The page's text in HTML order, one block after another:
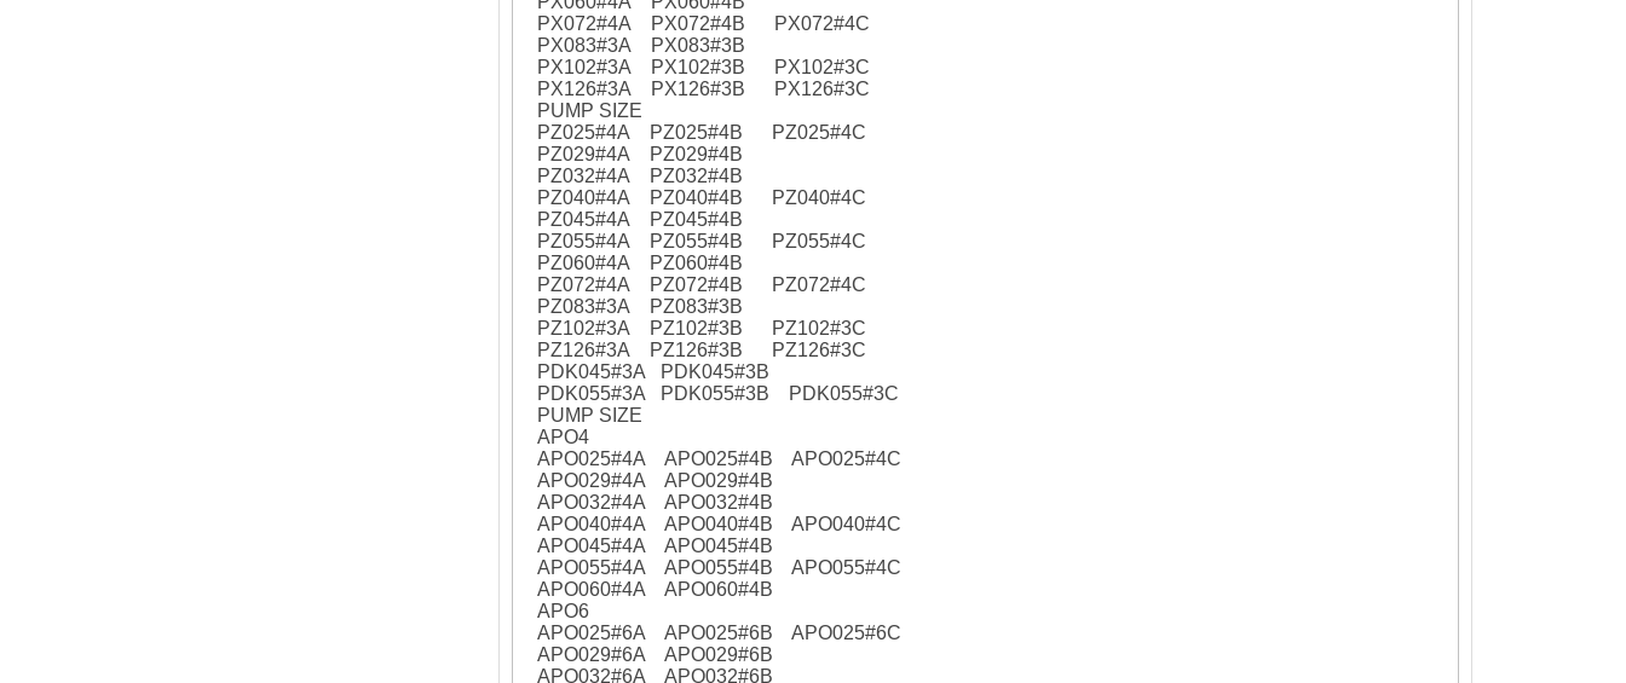
PX072#4A PX072#4B PX072#4C
PX083#3A PX083#3B
PX102#3A PX102#3B PX102#3C
PX126#3A PX126#3B PX126#3C
PUMP SIZE
PZ025#4A PZ025#4B PZ025#4C
PZ029#4A PZ029#4B
PZ032#4A PZ032#4B
PZ040#4A PZ040#4B PZ040#4C
PZ045#4A PZ045#4B
PZ055#4A PZ055#4B PZ055#4C
PZ060#4A PZ060#4B
PZ072#4A PZ072#4B PZ072#4C
PZ083#3A PZ083#3B
PZ102#3A PZ102#3B PZ102#3C
PZ126#3A PZ126#3B PZ126#3C
PDK045#3A PDK045#3B
PDK055#3A PDK055#3B PDK055#3C
PUMP SIZE
APO4
APO025#4A APO025#4B APO025#4C
APO029#4A APO029#4B
APO032#4A APO032#4B
APO040#4A APO040#4B APO040#4C
APO045#4A APO045#4B
APO055#4A APO055#4B APO055#4C
APO060#4A APO060#4B
APO6
APO025#6A APO025#6B APO025#6C
APO029#6A APO029#6B
APO032#6A APO032#6B